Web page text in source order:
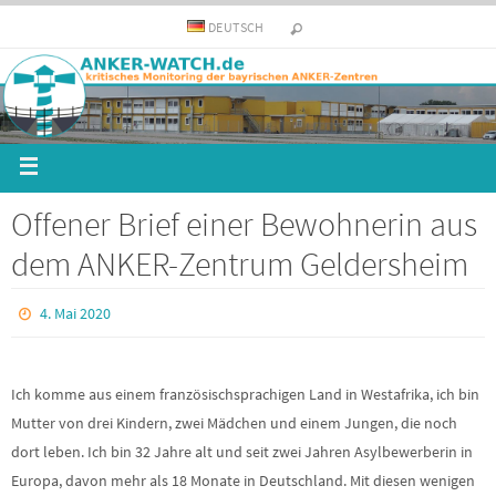
DEUTSCH
Offener Brief einer Bewohnerin aus
dem ANKER-Zentrum Geldersheim
4. Mai 2020
Ich komme aus einem französischsprachigen Land in Westafrika, ich bin
Mutter von drei Kindern, zwei Mädchen und einem Jungen, die noch
dort leben. Ich bin 32 Jahre alt und seit zwei Jahren Asylbewerberin in
Europa, davon mehr als 18 Monate in Deutschland. Mit diesen wenigen